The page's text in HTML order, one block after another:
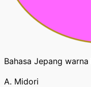
Bahasa Jepang
A. Midori